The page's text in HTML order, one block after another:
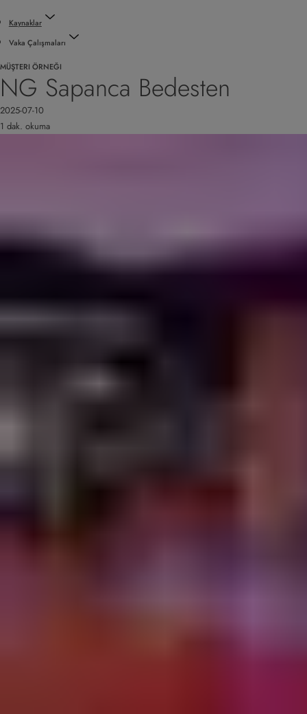
Kaynaklar
Vaka Çalışmaları
MÜŞTERI ÖRNEĞI
NG Sapanca Bedesten
2025-07-10
1 dak. okuma